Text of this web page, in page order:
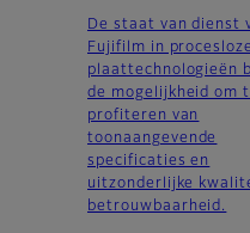
De staat van dienst
Fujifilm in procesloze
plaattechnologieën
de mogelijkheid om
profiteren van
toonaangevende
specificaties en
uitzonderlijke
betrouwbaarheid.